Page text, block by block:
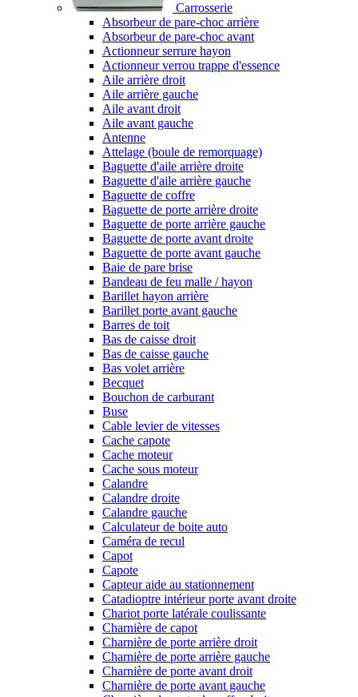
Carrosserie
Absorbeur de pare-choc arrière
Absorbeur de pare-choc avant
Actionneur serrure hayon
Actionneur verrou trappe d'essence
Aile arrière droit
Aile arrière gauche
Aile avant droit
Aile avant gauche
Antenne
Attelage (boule de remorquage)
Baguette d'aile arrière droite
Baguette d'aile arrière gauche
Baguette de coffre
Baguette de porte arrière droite
Baguette de porte arrière gauche
Baguette de porte avant droite
Baguette de porte avant gauche
Baie de pare brise
Bandeau de feu malle / hayon
Barillet hayon arrière
Barillet porte avant gauche
Barres de toit
Bas de caisse droit
Bas de caisse gauche
Bas volet arrière
Becquet
Bouchon de carburant
Buse
Cable levier de vitesses
Cache capote
Cache moteur
Cache sous moteur
Calandre
Calandre droite
Calandre gauche
Calculateur de boite auto
Caméra de recul
Capot
Capote
Capteur aide au stationnement
Catadioptre intérieur porte avant droite
Chariot porte latérale coulissante
Charnière de capot
Charnière de porte arrière droit
Charnière de porte arrière gauche
Charnière de porte avant droit
Charnière de porte avant gauche